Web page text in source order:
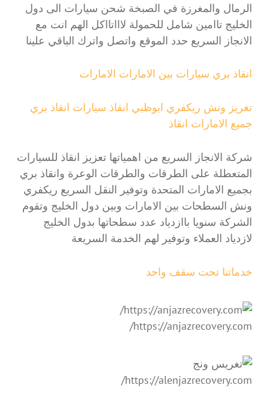
الرمال والمغرزة في الصبخة شحن سيارات الى دول
الخليج تاامين شامل للحمولة لاااتااكل الهم انت مع
الانجاز السريع حدد الموقع واتصل واترك الباقي علينا
انقاذ بري سيارات بين الامارات الامارات
تغريز ونش ريكفري ابوظبي انقاذ سيارات انقاذ بري
جميع الامارات انقاذ
شركة الانجاز السريع من اهمياتها تعزيز انقاذ للسيارات
المتعطلة على الطرقات والطرقات الوعرة وانقاذ بري
بجميع الامارات المتحدة وتوفير النقل السريع ريكفري
ونش السطحات بين الامارات وبين دول الخليج وتقوم
الشركة سنويا باازدياد عدد سطحاتها بدول الخليج
لازدياد العملاء وتوفير لهم الخدمة السريعة
خدماتنا تحت سقف واحد
https://anjazrecovery.com/
https://alenjazrecovery.com/